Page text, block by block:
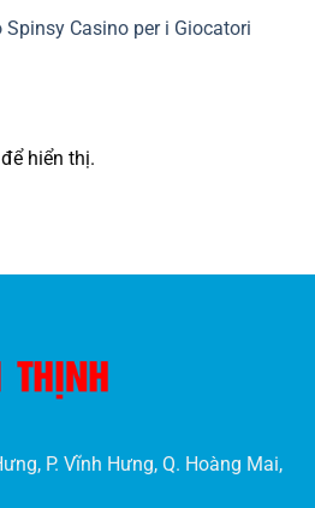
Casino per i Giocatori
hiển thị.
P. Vĩnh Hưng, Q. Hoàng Mai,